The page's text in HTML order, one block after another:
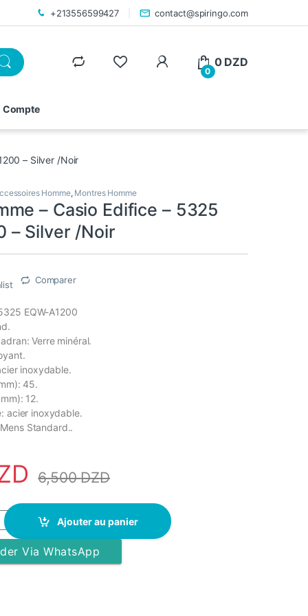
+213556599427 contact@spiringo.com
0
0 DZD
Compte
– Silver /Noir
Homme, Montres Homme
– Casio Edifice – 5325
– Silver /Noir
Comparer
EQW-A1200
Verre minéral.
inoxydable.
45.
12.
acier inoxydable.
Standard..
6,500DZD
Edifice - 5325 EQW-A1200 - Silver /Noir quantity
Ajouter au panier
Via WhatsApp